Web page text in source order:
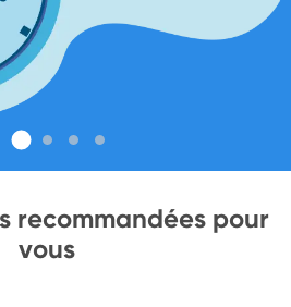
recommandées pour
vous